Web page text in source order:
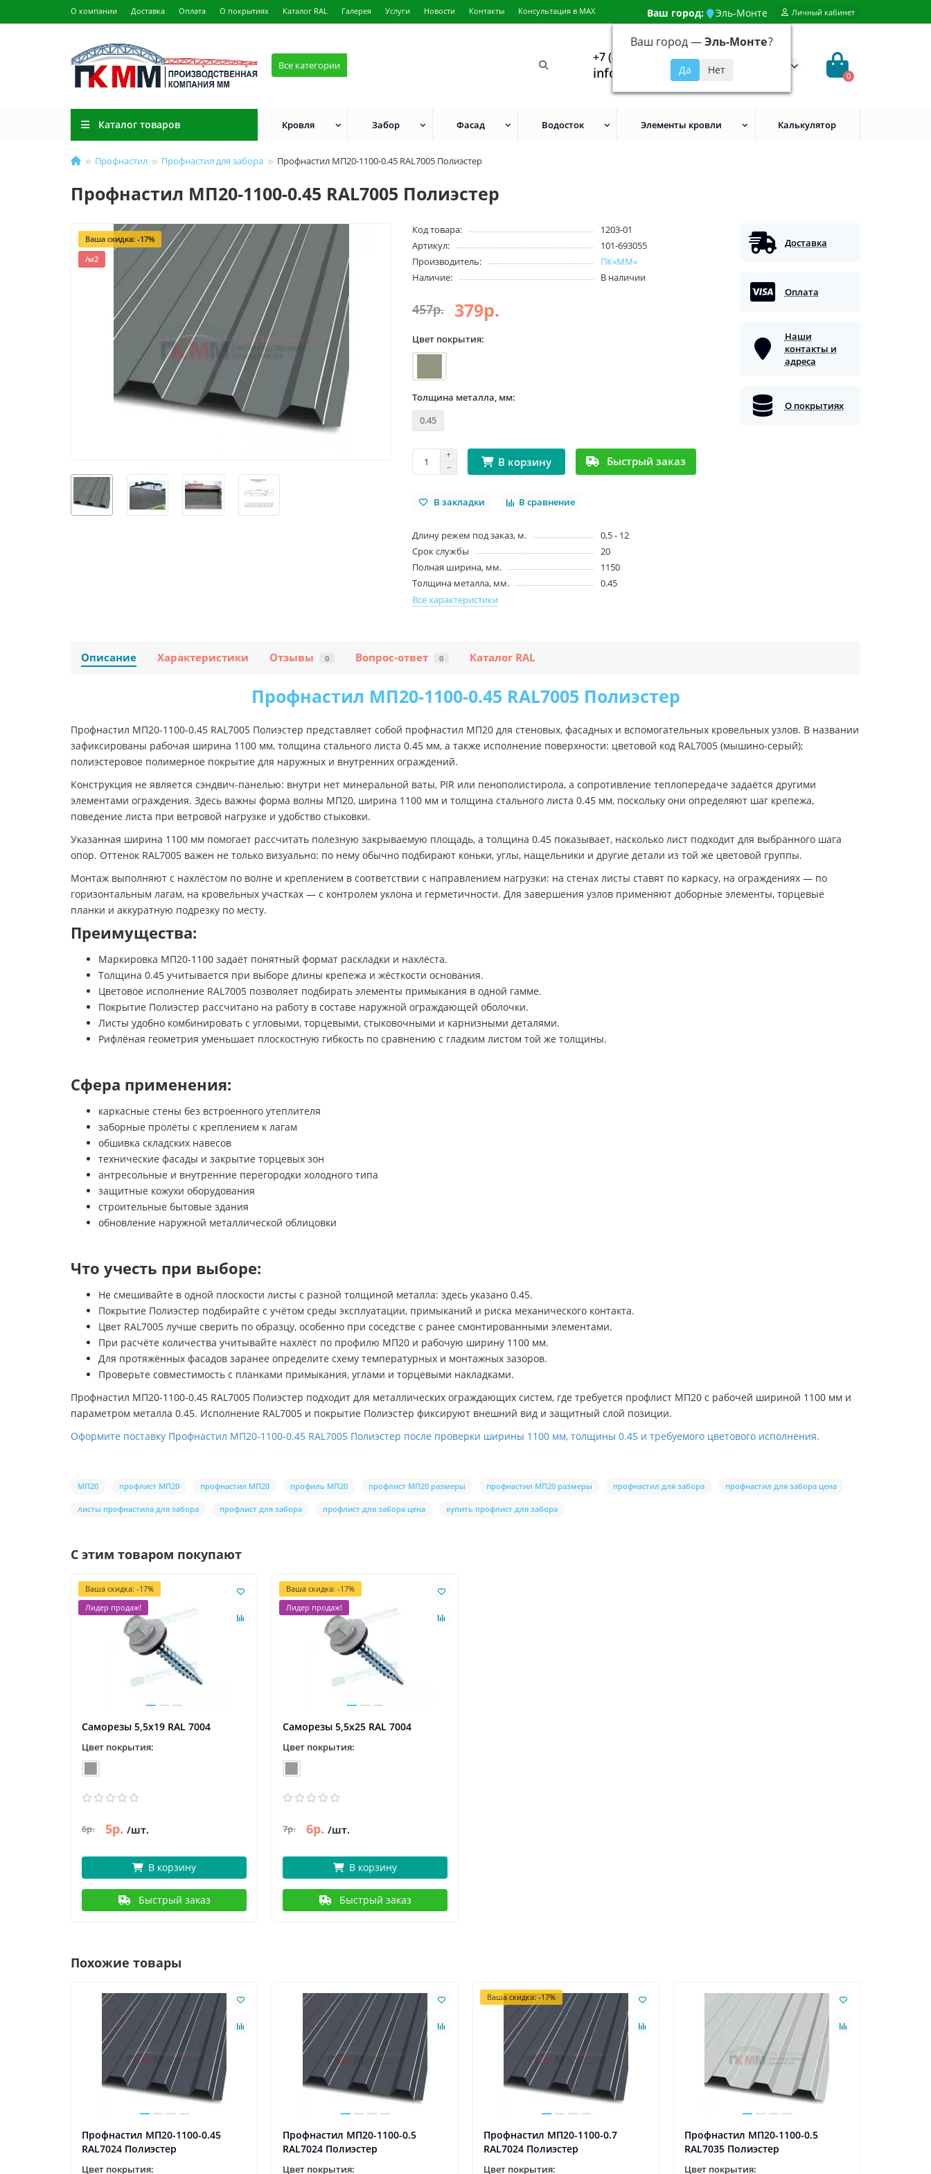
О компании Доставка Оплата О покрытиях Каталог RAL Галерея Услуги Новости Контакты Консультация в MAX Ваш город: Эль-Монте
Ваш город —Эль-Монте?
Личный кабинет
Все категории
+7 (499) 648-92-94
info@evroshtaketnikmoskva.ru 0
Каталог товаров Кровля Забор Фасад Водосток Элементы кровли Калькулятор
Профнастил Профнастил для забора Профнастил МП20-1100-0.45 RAL7005 Полиэстер
Профнастил МП20-1100-0.45 RAL7005 Полиэстер
Ваша скидка: -17%
/м2
Код товара:
1203-01
Артикул:
101-693055
Производитель:
ПК«ММ»
Наличие:
В наличии
457р. 379р.
Цвет покрытия:
Толщина металла, мм:
0.45
В корзину Быстрый заказ
В закладки В сравнение
Длину режем под заказ, м.
0,5 - 12
Срок службы
20
Полная ширина, мм.
1150
Толщина металла, мм.
0.45
Все характеристики
Доставка
Оплата
Наши
контакты и
адреса
О покрытиях
Описание Характеристики Отзывы 0 Вопрос-ответ 0 Каталог RAL
Профнастил МП20-1100-0.45 RAL7005 Полиэстер
Профнастил МП20-1100-0.45 RAL7005 Полиэстер представляет собой профнастил МП20 для стеновых, фасадных и вспомогательных кровельных узлов. В названии
зафиксированы рабочая ширина 1100 мм, толщина стального листа 0.45 мм, а также исполнение поверхности: цветовой код RAL7005 (мышино-серый);
полиэстеровое полимерное покрытие для наружных и внутренних ограждений.
Конструкция не является сэндвич-панелью: внутри нет минеральной ваты, PIR или пенополистирола, а сопротивление теплопередаче задаётся другими
элементами ограждения. Здесь важны форма волны МП20, ширина 1100 мм и толщина стального листа 0.45 мм, поскольку они определяют шаг крепежа,
поведение листа при ветровой нагрузке и удобство стыковки.
Указанная ширина 1100 мм помогает рассчитать полезную закрываемую площадь, а толщина 0.45 показывает, насколько лист подходит для выбранного шага
опор. Оттенок RAL7005 важен не только визуально: по нему обычно подбирают коньки, углы, нащельники и другие детали из той же цветовой группы.
Монтаж выполняют с нахлёстом по волне и креплением в соответствии с направлением нагрузки: на стенах листы ставят по каркасу, на ограждениях — по
горизонтальным лагам, на кровельных участках — с контролем уклона и герметичности. Для завершения узлов применяют доборные элементы, торцевые
планки и аккуратную подрезку по месту.
Преимущества:
Маркировка МП20-1100 задаёт понятный формат раскладки и нахлёста.
Толщина 0.45 учитывается при выборе длины крепежа и жёсткости основания.
Цветовое исполнение RAL7005 позволяет подбирать элементы примыкания в одной гамме.
Покрытие Полиэстер рассчитано на работу в составе наружной ограждающей оболочки.
Листы удобно комбинировать с угловыми, торцевыми, стыковочными и карнизными деталями.
Рифлёная геометрия уменьшает плоскостную гибкость по сравнению с гладким листом той же толщины.
Сфера применения:
каркасные стены без встроенного утеплителя
заборные пролёты с креплением к лагам
обшивка складских навесов
технические фасады и закрытие торцевых зон
антресольные и внутренние перегородки холодного типа
защитные кожухи оборудования
строительные бытовые здания
обновление наружной металлической облицовки
Что учесть при выборе:
Не смешивайте в одной плоскости листы с разной толщиной металла: здесь указано 0.45.
Покрытие Полиэстер подбирайте с учётом среды эксплуатации, примыканий и риска механического контакта.
Цвет RAL7005 лучше сверить по образцу, особенно при соседстве с ранее смонтированными элементами.
При расчёте количества учитывайте нахлёст по профилю МП20 и рабочую ширину 1100 мм.
Для протяжённых фасадов заранее определите схему температурных и монтажных зазоров.
Проверьте совместимость с планками примыкания, углами и торцевыми накладками.
Профнастил МП20-1100-0.45 RAL7005 Полиэстер подходит для металлических ограждающих систем, где требуется профлист МП20 с рабочей шириной 1100 мм и
параметром металла 0.45. Исполнение RAL7005 и покрытие Полиэстер фиксируют внешний вид и защитный слой позиции.
Оформите поставку Профнастил МП20-1100-0.45 RAL7005 Полиэстер после проверки ширины 1100 мм, толщины 0.45 и требуемого цветового исполнения.
МП20 профлист МП20 профнастил МП20 профиль МП20 профлист МП20 размеры профнастил МП20 размеры профнастил для забора профнастил для забора цена
листы профнастила для забора профлист для забора профлист для забора цена купить профлист для забора
С этим товаром покупают
Ваша скидка: -17%
Лидер продаж!
Саморезы 5,5х19 RAL 7004
Цвет покрытия:
6р. 5р. /шт.
В корзину
Быстрый заказ
Ваша скидка: -17%
Лидер продаж!
Саморезы 5,5х25 RAL 7004
Цвет покрытия:
7р. 6р. /шт.
В корзину
Быстрый заказ
Похожие товары
Профнастил МП20-1100-0.45
RAL7024 Полиэстер
Цвет покрытия:
Профнастил МП20-1100-0.5
RAL7024 Полиэстер
Цвет покрытия:
Ваша скидка: -17%
Профнастил МП20-1100-0.7
RAL7024 Полиэстер
Цвет покрытия:
Профнастил МП20-1100-0.5
RAL7035 Полиэстер
Цвет покрытия: